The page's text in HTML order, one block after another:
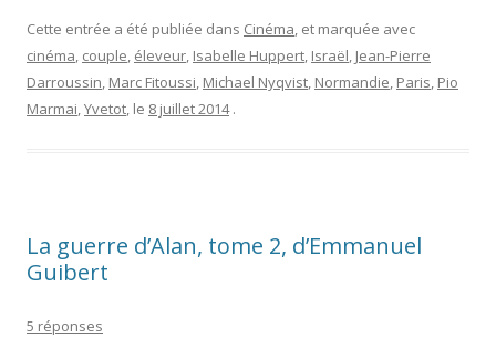
Cette entrée a été publiée dans Cinéma, et marquée avec
cinéma, couple, éleveur, Isabelle Huppert, Israël, Jean-Pierre
Darroussin, Marc Fitoussi, Michael Nyqvist, Normandie, Paris, Pio
Marmai,Yvetot, le 8 juillet 2014 .
La guerre d’Alan, tome 2, d’Emmanuel
Guibert
5 réponses